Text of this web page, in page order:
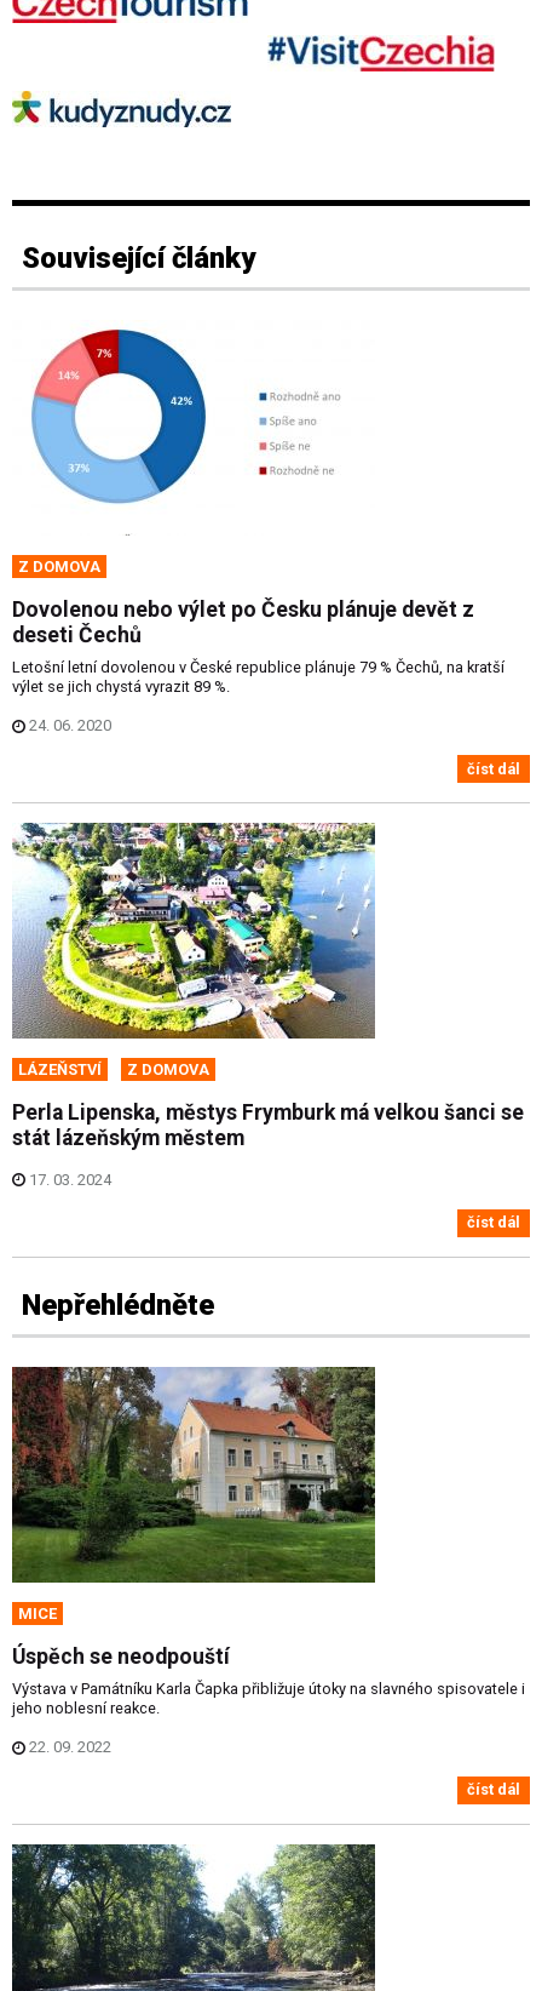
Související články
Z DOMOVA
Dovolenou nebo výlet po Česku plánuje devět z
deseti Čechů
Letošní letní dovolenou v České republice plánuje 79 % Čechů, na kratší
výlet se jich chystá vyrazit 89 %.
24. 06. 2020
číst dál
LÁZEŇSTVÍ Z DOMOVA
Perla Lipenska, městys Frymburk má velkou šanci se
stát lázeňským městem
17. 03. 2024
číst dál
Nepřehlédněte
MICE
Úspěch se neodpouští
Výstava v Památníku Karla Čapka přibližuje útoky na slavného spisovatele i
jeho noblesní reakce.
22. 09. 2022
číst dál